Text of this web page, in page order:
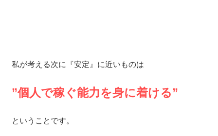
私が考える次に『安定』に近いものは
”個人で稼ぐ能力を身に着ける”
ということです。